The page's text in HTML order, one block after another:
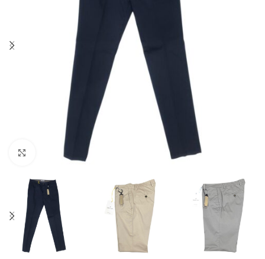
Clicca per ingrandire